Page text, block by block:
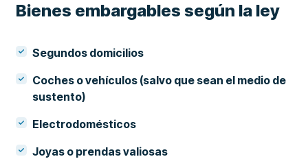
Bienes embargables según la ley
Segundos domicilios
Coches o vehículos (salvo que sean el medio de
sustento)
Electrodomésticos
Joyas o prendas valiosas